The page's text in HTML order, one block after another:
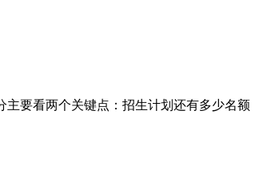
要看两个关键点：招生计划还有多少名额